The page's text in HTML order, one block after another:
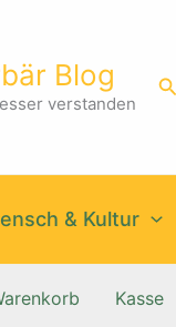
Blog
verstanden
& Kultur
Kasse